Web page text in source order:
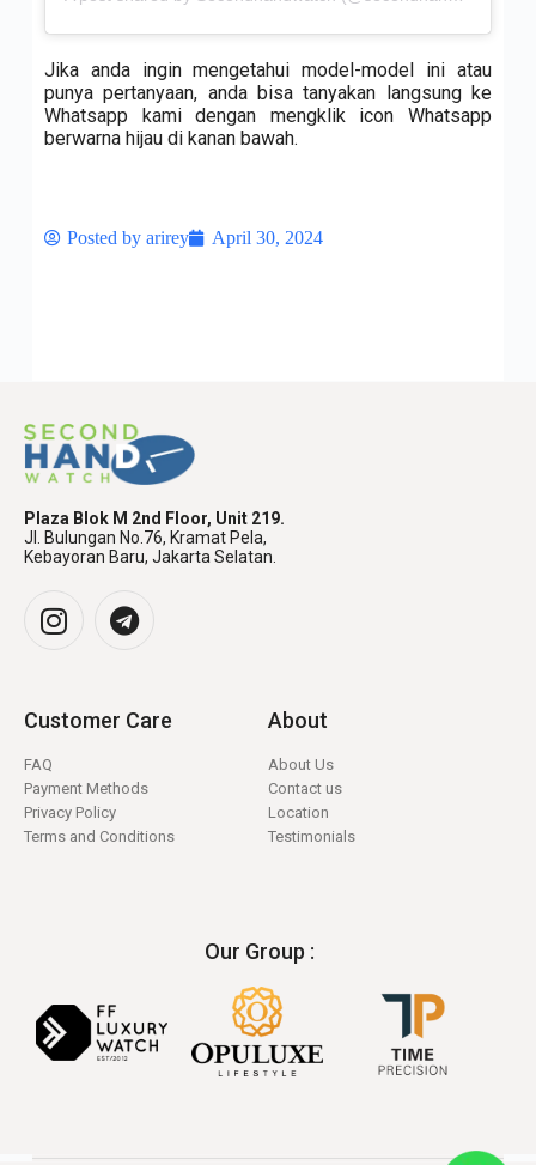
Jika anda ingin mengetahui model-model ini atau
punya pertanyaan, anda bisa tanyakan langsung ke
Whatsapp kami dengan mengklik icon Whatsapp
berwarna hijau di kanan bawah.
Posted byarirey April 30, 2024
Plaza Blok M 2nd Floor, Unit 219.
Jl. Bulungan No.76, Kramat Pela,
Kebayoran Baru, Jakarta Selatan.
Customer Care
FAQ
Payment Methods
Privacy Policy
Terms and Conditions
About
About Us
Contact us
Location
Testimonials
Our Group :